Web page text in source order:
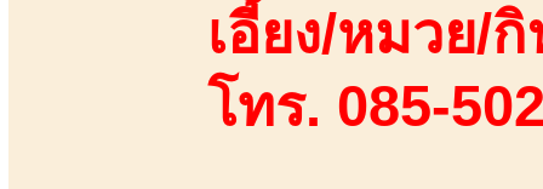
เอี้ยง/หมวย/
โทร. 085-